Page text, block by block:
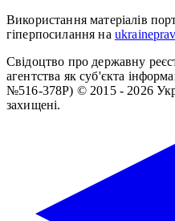
Використання матеріалів
гіперпосилання на
Свідоцтво про державну
агентства як суб'єкта
№516-378Р) © 2015 - 2026
захищені.